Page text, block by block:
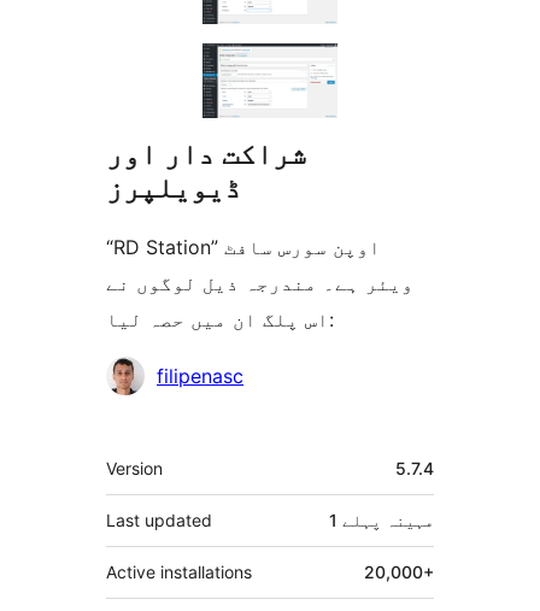
شراکت دار اور
ڈیویلپرز
“RD Station” اوپن سورس سافٹ
ویئر ہے۔ مندرجہ ذیل لوگوں نے
اس پلگ ان میں حصہ لیا:
شراکتfilipenasc
میٹا
Version 5.7.4
Last updated 1 مہینہ پہلے
Active installations 20,000+